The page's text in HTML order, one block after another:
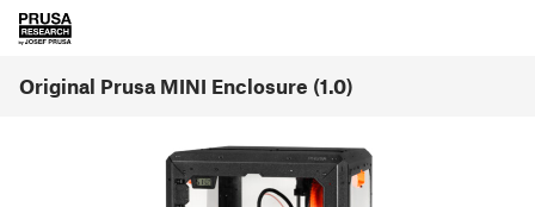
Original Prusa MINI Enclosure (1.0)